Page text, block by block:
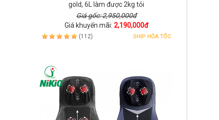
gold, 6L làm được 2kg tỏi
Giá gốc: 2,950,000đ
Giá khuyến mãi: 2,190,000đ
(112) SHIP HỎA TỐC